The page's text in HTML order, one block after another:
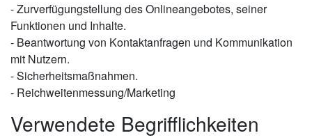
- Zurverfügungstellung des Onlineangebotes, seiner
Funktionen und Inhalte.
- Beantwortung von Kontaktanfragen und Kommunikation
mit Nutzern.
- Sicherheitsmaßnahmen.
- Reichweitenmessung/Marketing
Verwendete Begrifflichkeiten